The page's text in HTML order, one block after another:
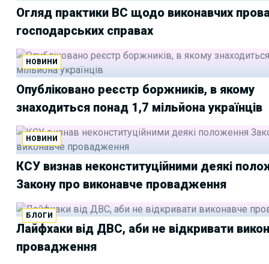
Огляд практики ВС щодо виконавчих
господарських справах
НОВИНИ
Опубліковано реєстр боржників, в якому
знаходиться понад 1,7 мільйона українців
НОВИНИ
КСУ визнав неконституційними деякі
Закону про виконавче провадження
БЛОГИ
Лайфхаки від ДВС, аби не відкривати
провадження